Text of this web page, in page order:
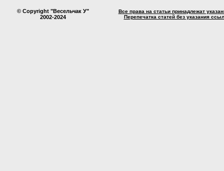
© Copyright "Весельчак У"
2002-2024
Все права на статьи принадлежат
Перепечатка статей без указания